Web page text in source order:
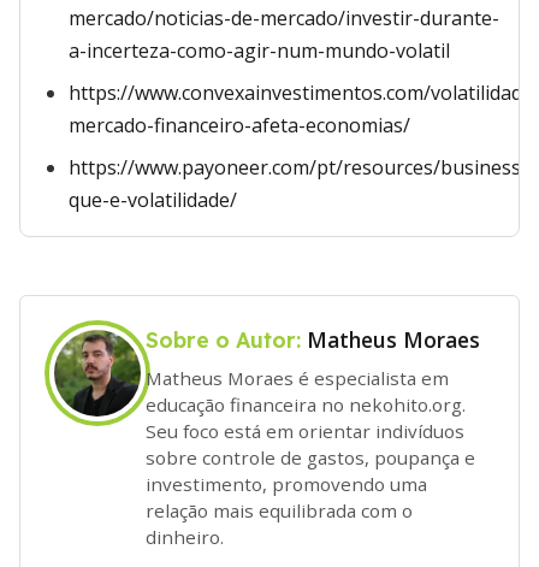
mercado/noticias-de-mercado/investir-durante-
a-incerteza-como-agir-num-mundo-volatil
https://www.convexainvestimentos.com/volatilidade-
mercado-financeiro-afeta-economias/
https://www.payoneer.com/pt/resources/business/
que-e-volatilidade/
Sobre o Autor: Matheus Moraes
Matheus Moraes é especialista em
educação financeira no nekohito.org.
Seu foco está em orientar indivíduos
sobre controle de gastos, poupança e
investimento, promovendo uma
relação mais equilibrada com o
dinheiro.